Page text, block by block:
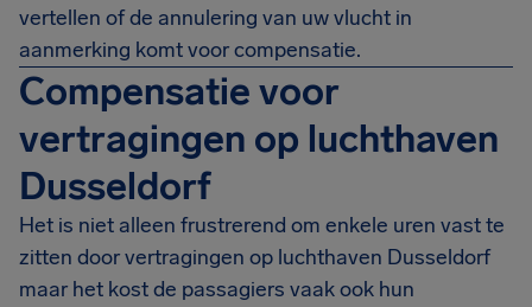
vertellen of de annulering van uw vlucht in
aanmerking komt voor compensatie.
Compensatie voor
vertragingen op luchthaven
Dusseldorf
Het is niet alleen frustrerend om enkele uren vast te
zitten door vertragingen op luchthaven Dusseldorf
maar het kost de passagiers vaak ook hun